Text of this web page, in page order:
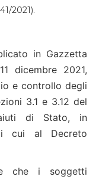
2021).
in Gazzetta
dicembre 2021,
e controllo degli
3.1 e 3.12 del
di Stato, in
cui al Decreto
che i soggetti